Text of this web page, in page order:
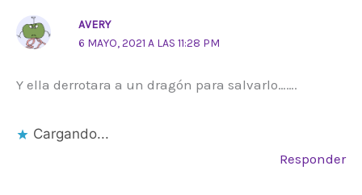
AVERY
6 MAYO, 2021 A LAS 11:28 PM
Y ella derrotara a un dragón para salvarlo…….
Cargando...
Responder